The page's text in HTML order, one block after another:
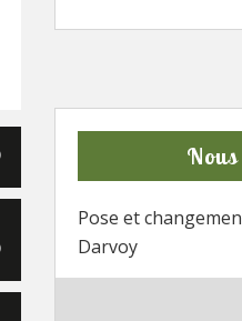
Pose et
Darvoy